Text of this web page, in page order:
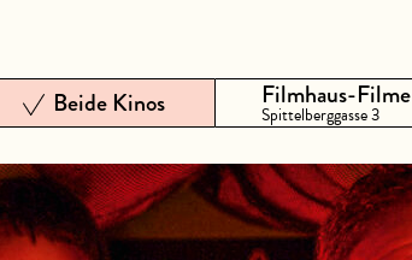
Beide Kinos Filmhaus-Filme
Spittelberggasse 3